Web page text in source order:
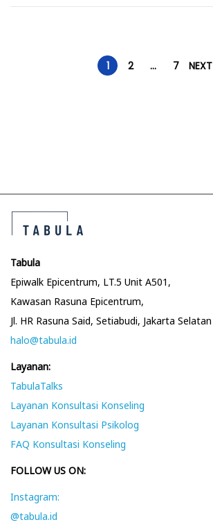
t
s
p
a
g
i
n
a
t
1 2 … 7 NEXT
Tabula
Epiwalk Epicentrum, LT.5 Unit A501,
Kawasan Rasuna Epicentrum,
Jl. HR Rasuna Said, Setiabudi, Jakarta Selatan
halo@tabula.id
Layanan:
TabulaTalks
Layanan Konsultasi Konseling
Layanan Konsultasi Psikolog
FAQ Konsultasi Konseling
FOLLOW US ON:
Instagram:
@tabula.id